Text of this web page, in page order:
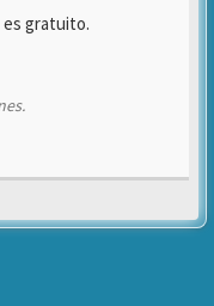
es gratuito.